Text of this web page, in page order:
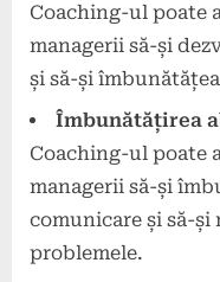
Coaching-ul poate
managerii să-și
și să-și
Îmbunătățirea
Coaching-ul poate
managerii să-și
comunicare și să-și
problemele.